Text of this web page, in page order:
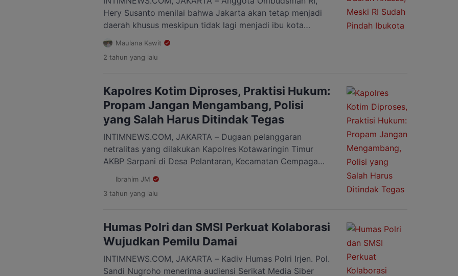
Hery Susanto menilai bahwa Jakarta akan tetap menjadi
daerah khusus meskipun tidak lagi menjadi ibu kota
Ramadhan dan Silaturahmi bertajuk “Jakarta Pasca Bukan
Menjadi Ibukota Republik Indonesia” di Hotel Horison
digelar Yayasan Pelita. Pasalnya Jakarta sudah […]
Maulana Kawit
2 tahun yang lalu
Kapolres Kotim Diproses, Praktisi Hukum:
Propam Jangan Mengambang, Polisi
yang Salah Harus Ditindak Tegas
INTIMNEWS.COM, JAKARTA – Dugaan pelanggaran
netralitas yang dilakukan Kapolres Kotawaringin Timur
AKBP Sarpani di Desa Pelantaran, Kecamatan Cempaga
babak baru. Dugaan adanya keberpihakan Kapolres itu
usai dilaporkan terhadap sengketa lahan perkebunan sawit
sampai ke Biro Paminal Divisi Propam Mabes Polri. […]
Ibrahim JM
3 tahun yang lalu
Humas Polri dan SMSI Perkuat Kolaborasi
Wujudkan Pemilu Damai
INTIMNEWS.COM, JAKARTA – Kadiv Humas Polri Irjen. Pol.
Sandi Nugroho menerima audiensi Serikat Media Siber